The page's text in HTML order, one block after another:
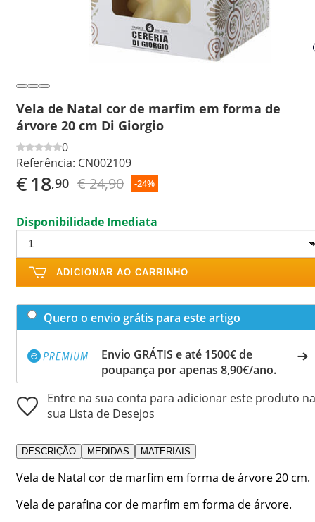
Vela de Natal cor de marfim em forma de
árvore 20 cm Di Giorgio
0
Referência: CN002109
€18,90 € 24,90 -24%
Disponibilidade Imediata
ADICIONAR AO CARRINHO
Quero o envio grátis para este artigo
Envio GRÁTIS e até 1500€ de
poupança por apenas 8,90€/ano.
Entre na sua conta para adicionar este produto na
sua Lista de Desejos
DESCRIÇÃO MEDIDAS MATERIAIS
Vela de Natal cor de marfim em forma de árvore 20 cm.
Vela de parafina cor de marfim em forma de árvore.